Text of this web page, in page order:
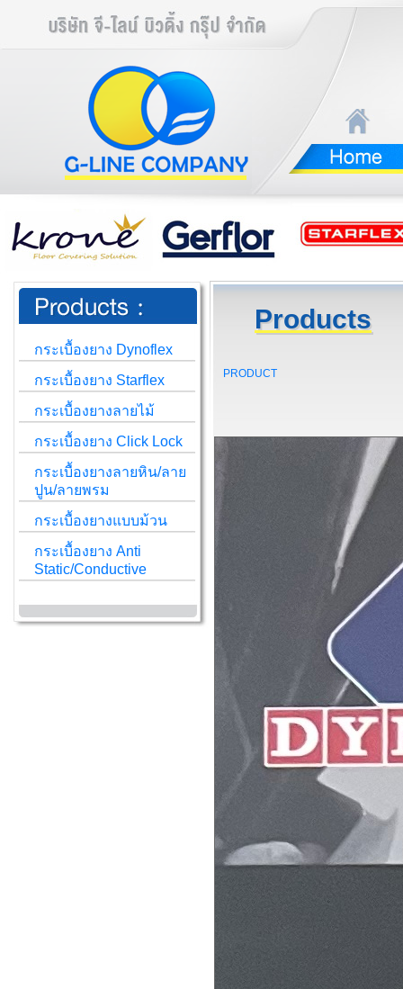
กระเบื้องยาง Dynoflex
กระเบื้องยาง Starflex
กระเบื้องยางลายไม้
กระเบื้องยาง Click Lock
กระเบื้องยางลายหิน/ลาย
ปูน/ลายพรม
กระเบื้องยางแบบม้วน
กระเบื้องยาง Anti
Static/Conductive
Products
PRODUCT